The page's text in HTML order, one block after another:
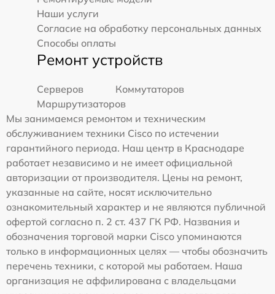
Наши услуги
Согласие на обработку персональных данных
Способы оплаты
Ремонт устройств
Серверов
Коммутаторов
Маршрутизаторов
Мы занимаемся ремонтом и техническим
обслуживанием техники Cisco по истечении
гарантийного периода. Наш центр в Краснодаре
работает независимо и не имеет официальной
авторизации от производителя. Цены на ремонт,
указанные на сайте, носят исключительно
ознакомительный характер и не являются публичной
офертой согласно п. 2 ст. 437 ГК РФ. Названия и
обозначения торговой марки Cisco упоминаются
только в информационных целях — чтобы обозначить
перечень техники, с которой мы работаем. Наша
организация не аффилирована с владельцами